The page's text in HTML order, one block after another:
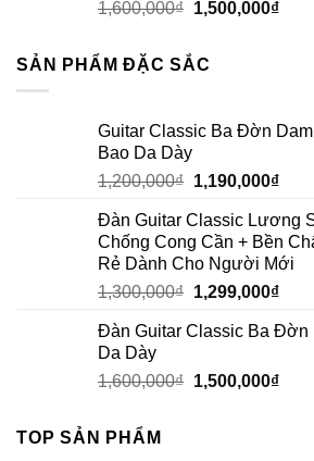
1,600,000₫ 1,500,000₫
SẢN PHẨM ĐẶC SẮC
Guitar Classic Ba Đờn
Bao Da Dày
1,200,000₫ 1,190,000₫
Đàn Guitar Classic Lương
Chống Cong Cần + Bền
Rẻ Dành Cho Người Mới
1,300,000₫ 1,299,000₫
Đàn Guitar Classic Ba Đờn
Da Dày
1,600,000₫ 1,500,000₫
TOP SẢN PHẨM